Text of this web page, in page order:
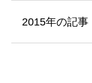
2015年の記事